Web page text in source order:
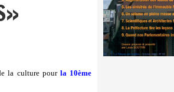
la culture pour la 10ème